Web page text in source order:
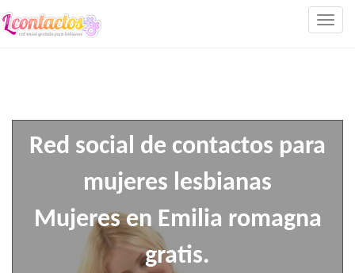
Red social de contactos para
mujeres lesbianas
Mujeres en Emilia romagna
gratis.